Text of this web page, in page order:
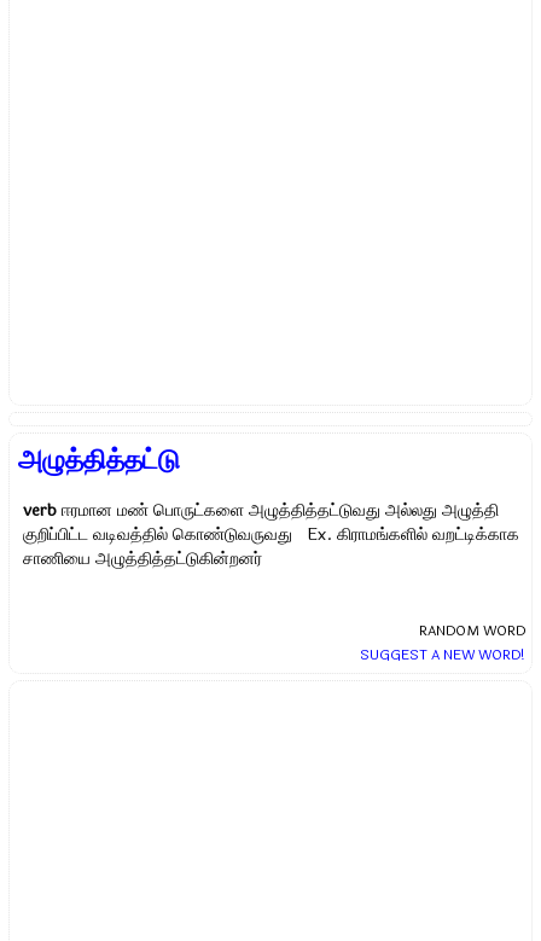
அழுத்தித்தட்டு
verb ஈரமான மண் பொருட்களை அழுத்தித்தட்டுவது அல்லது அழுத்தி
குறிப்பிட்ட வடிவத்தில் கொண்டுவருவது Ex.கிராமங்களில் வறட்டிக்காக
சாணியை அழுத்தித்தட்டுகின்றனர்
RANDOM WORD
SUGGEST A NEW WORD!